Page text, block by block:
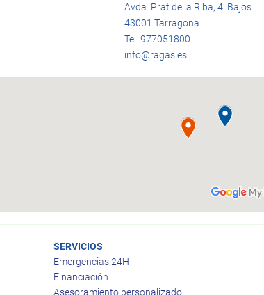
Avda. Prat de la Riba, 4 Bajos
43001 Tarragona
Tel: 977051800
info@ragas.es
SERVICIOS
Emergencias 24H
Financiación
Asesoramiento personalizado